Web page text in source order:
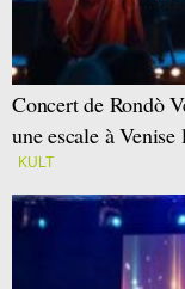
Concert de Rondò
une escale à Venise
KULT